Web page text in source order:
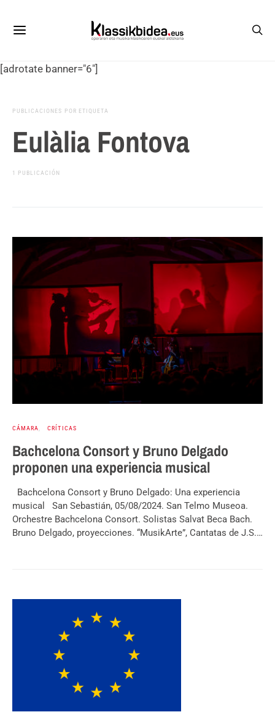
[adrotate banner="6"]
PUBLICACIONES POR ETIQUETA
Eulàlia Fontova
1 PUBLICACIÓN
CÁMARA CRÍTICAS
Bachcelona Consort y Bruno Delgado
proponen una experiencia musical
Bachcelona Consort y Bruno Delgado: Una experiencia
musical San Sebastián, 05/08/2024. San Telmo Museoa.
Orchestre Bachcelona Consort. Solistas Salvat Beca Bach.
Bruno Delgado, proyecciones. “MusikArte”, Cantatas de J.S.…